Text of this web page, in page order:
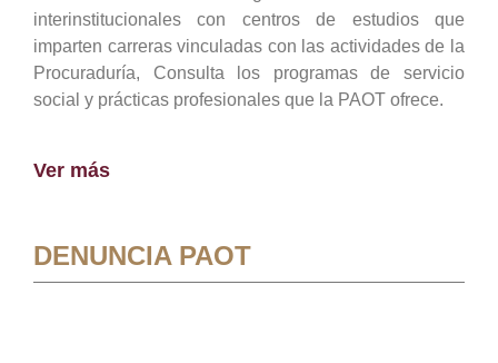
interinstitucionales con centros de estudios que
imparten carreras vinculadas con las actividades de la
Procuraduría, Consulta los programas de servicio
social y prácticas profesionales que la PAOT ofrece.
Ver más
DENUNCIA PAOT